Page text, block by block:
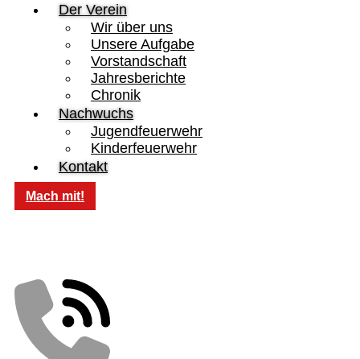
Der Verein
Wir über uns
Unsere Aufgabe
Vorstandschaft
Jahresberichte
Chronik
Nachwuchs
Jugendfeuerwehr
Kinderfeuerwehr
Kontakt
Mach mit!